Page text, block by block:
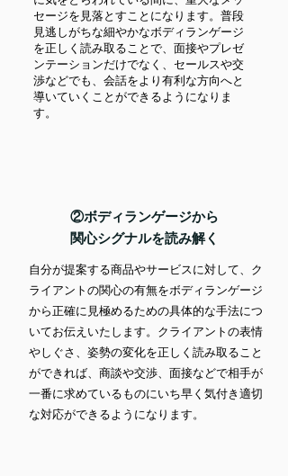
セージを見落とすことになります。普段
見逃しがちな細やかなボディランゲージ
を正しく読み取ることで、面接やプレゼ
ンテーションだけでなく、セールスや交
渉などでも、会話をより有利な方向へと
導いていくことができるようになりま
す。
​②ボディランゲージから
関心シグナルを読み解く
自分が提案する商品やサービスに対して、ク
ライアントの関心の有無をボディランゲージ
から正確に見極めるための具体的な手法につ
いてお伝えいたします。クライアントの表情
やしぐさ、姿勢の変化を正しく読み取ること
ができれば、商談や交渉、面接などで相手が
一番に求めているものにいち早く気付き適切
な対応ができるようになります。